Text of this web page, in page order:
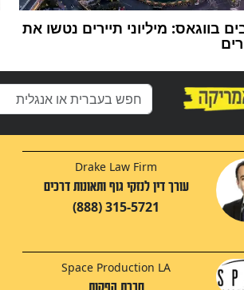
בווגאס: מיליוני תיירים נטשו את
Drake Law Firm
עורך דין לנזקי גוף ותאונות דרכים
(888) 315-5721
Space Production LA
חברת הפקות